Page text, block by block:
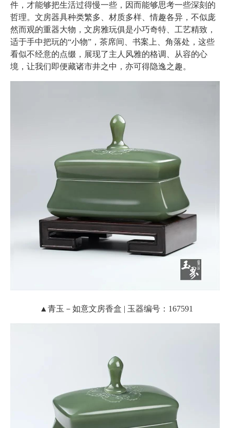
件，才能够把生活过得慢一些，因而能够思考一些深刻的
哲理。文房器具种类繁多、材质多样、情趣各异，不似庞
然而观的重器大物，文房雅玩俱是小巧奇特、工艺精致，
适于手中把玩的“小物”，茶席间、书案上、角落处，这些
看似不经意的点缀，展现了主人风雅的格调、从容的心
境，让我们即便藏诸市井之中，亦可得隐逸之趣。
▲青玉－如意文房香盒 | 玉器编号：167591